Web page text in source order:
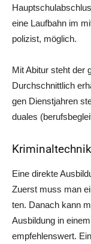
eine Lauf­bahn im
po­li­zist, möglich.
Mit Abitur steht der
Durch­schnitt­lich
gen Dienst­jah­ren
dua­les
Eine direk­te
Zuerst muss man
ten. Danach kann
Aus­bil­dung in
emp­feh­lens­wert.